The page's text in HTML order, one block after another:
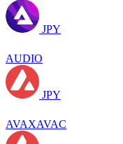
JPY
AUDIO
JPY
AVAXAVAC